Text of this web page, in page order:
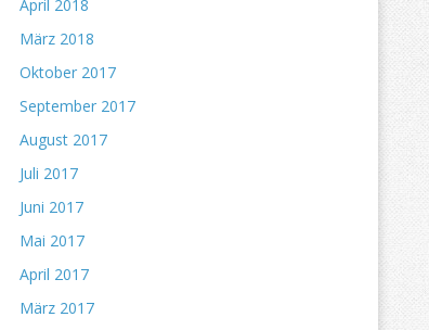
April 2018
März 2018
Oktober 2017
September 2017
August 2017
Juli 2017
Juni 2017
Mai 2017
April 2017
März 2017